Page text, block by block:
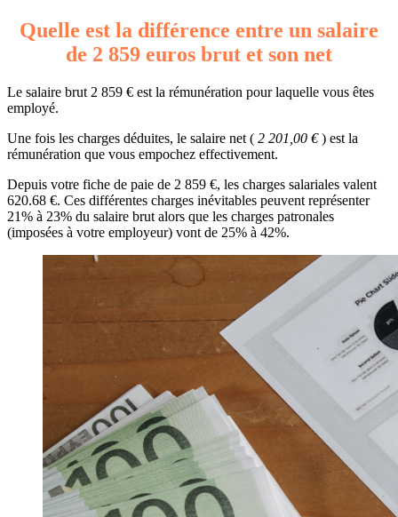
Quelle est la différence entre un salaire
de 2 859 euros brut et son net
Le salaire brut 2 859 € est la rémunération pour laquelle vous êtes
employé.
Une fois les charges déduites, le salaire net ( 2 201,00 €) est la
rémunération que vous empochez effectivement.
Depuis votre fiche de paie de 2 859 €, les charges salariales valent
620.68 €. Ces différentes charges inévitables peuvent représenter
21% à 23% du salaire brut alors que les charges patronales
(imposées à votre employeur) vont de 25% à 42%.